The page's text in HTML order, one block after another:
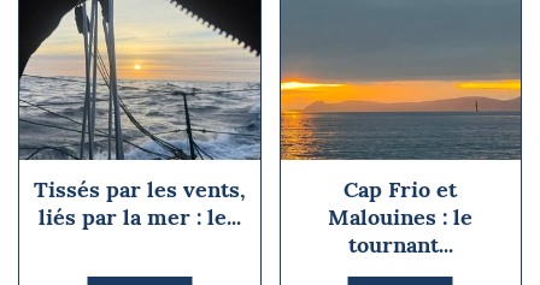
Tissés par les vents,
liés par la mer : le...
Cap Frio et
Malouines : le
tournant...